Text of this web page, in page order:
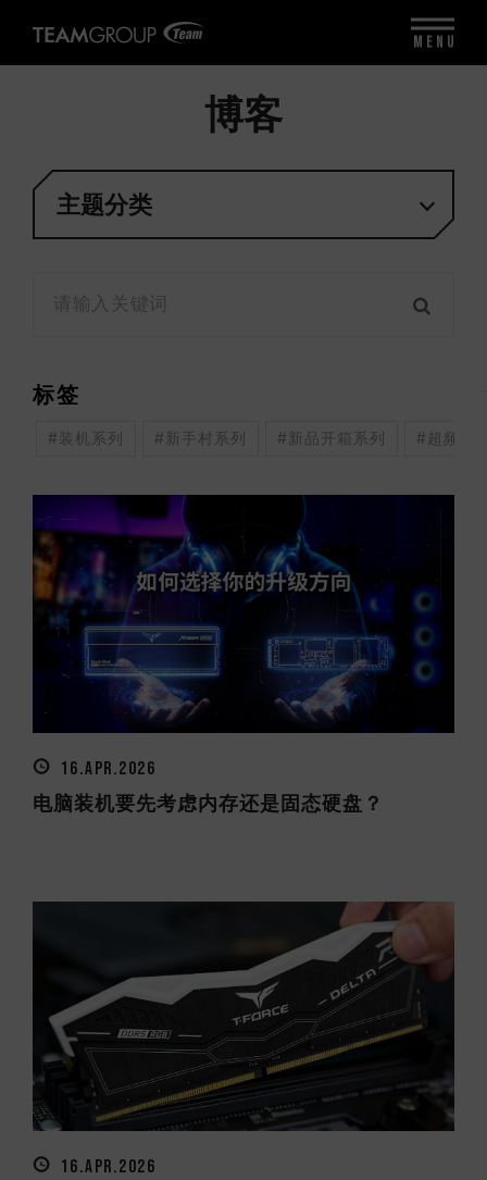
博客
主题分类
16.APR.2026
电脑装机要先考虑内存还是固态硬盘？
16.APR.2026
标签
#装机系列 #新手村系列 #新品开箱系列 #超频系
MENU